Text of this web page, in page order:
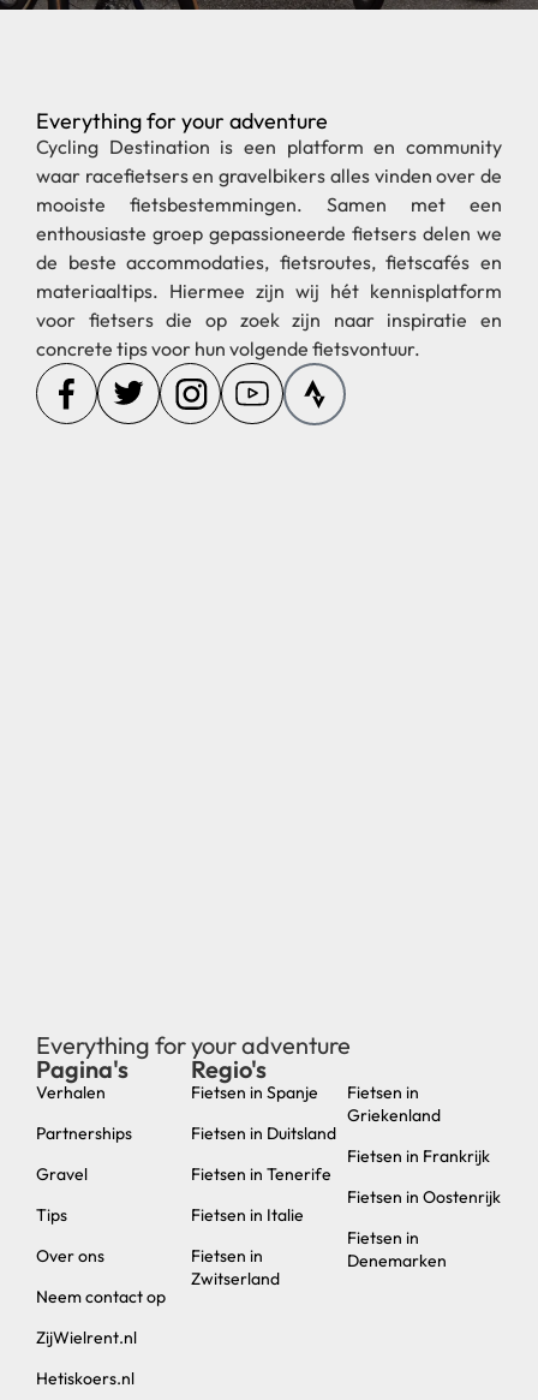
Everything for your adventure
Cycling Destination is een platform en community
waar racefietsers en gravelbikers alles vinden over de
mooiste fietsbestemmingen. Samen met een
enthousiaste groep gepassioneerde fietsers delen we
de beste accommodaties, fietsroutes, fietscafés en
materiaaltips. Hiermee zijn wij hét kennisplatform
voor fietsers die op zoek zijn naar inspiratie en
concrete tips voor hun volgende fietsvontuur.
Everything for your adventure
Pagina's
Verhalen
Partnerships
Gravel
Tips
Over ons
Neem contact op
ZijWielrent.nl
Hetiskoers.nl
Regio's
Fietsen in Spanje
Fietsen in Duitsland
Fietsen in Tenerife
Fietsen in Italie
Fietsen in
Zwitserland
Fietsen in
Griekenland
Fietsen in Frankrijk
Fietsen in Oostenrijk
Fietsen in
Denemarken